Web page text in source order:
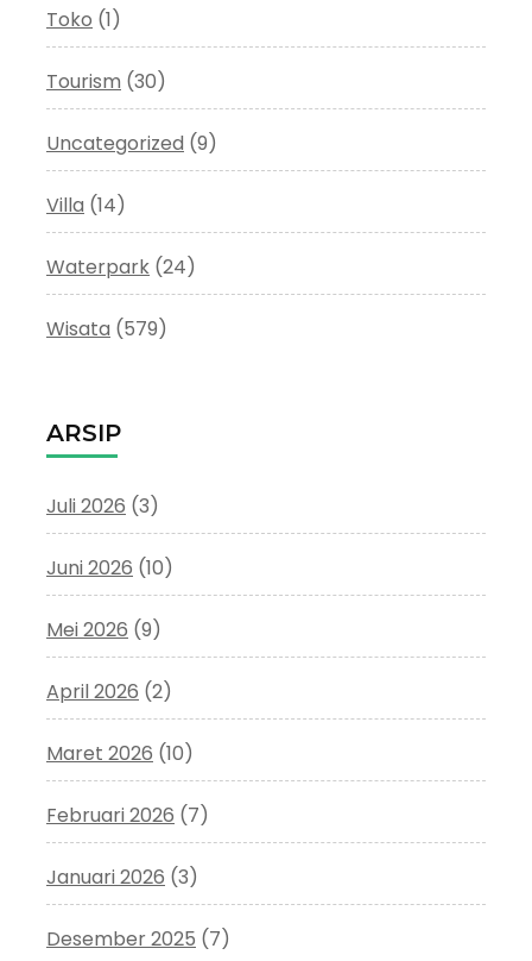
Toko (1)
Tourism (30)
Uncategorized (9)
Villa (14)
Waterpark (24)
Wisata (579)
ARSIP
Juli 2026 (3)
Juni 2026 (10)
Mei 2026 (9)
April 2026 (2)
Maret 2026 (10)
Februari 2026 (7)
Januari 2026 (3)
Desember 2025 (7)